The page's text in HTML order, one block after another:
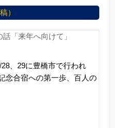
）
「来年へ向けて」
、29に豊橋市で行われ
念合宿への第一歩、百人の